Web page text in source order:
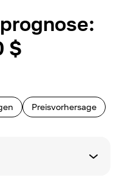
$
Preisvorhersage